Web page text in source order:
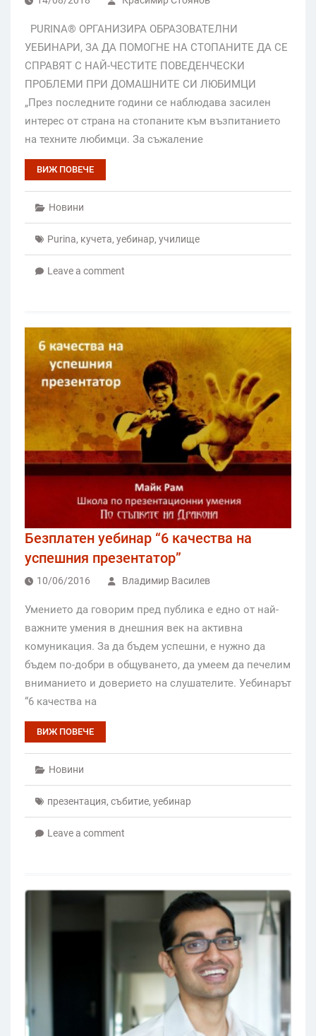
PURINA® ОРГАНИЗИРА ОБРАЗОВАТЕЛНИ
УЕБИНАРИ, ЗА ДА ПОМОГНЕ НА СТОПАНИТЕ ДА СЕ
СПРАВЯТ С НАЙ-ЧЕСТИТЕ ПОВЕДЕНЧЕСКИ
ПРОБЛЕМИ ПРИ ДОМАШНИТЕ СИ ЛЮБИМЦИ
„През последните години се наблюдава засилен
интерес от страна на стопаните към възпитанието
на техните любимци. За съжаление
ВИЖ ПОВЕЧЕ
Новини
Purina, кучета, уебинар, училище
Leave a comment
Безплатен уебинар “6 качества на
успешния презентатор”
10/06/2016 Владимир Василев
Умението да говорим пред публика е едно от най-
важните умения в днешния век на активна
комуникация. За да бъдем успешни, е нужно да
бъдем по-добри в общуването, да умеем да печелим
вниманието и доверието на слушателите. Уебинарът
“6 качества на
ВИЖ ПОВЕЧЕ
Новини
презентация, събитие, уебинар
Leave a comment